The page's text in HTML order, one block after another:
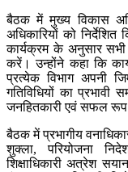
बैठक में मुख्य विकास
अधिकारियों को निर्देशित
कार्यक्रम के अनुसार
करें। उन्होंने कहा कि
प्रत्येक विभाग अपनी
गतिविधियों का
जनहितकारी एवं सफल
बैठक में प्रभागीय
शुक्ला, परियोजना
शिक्षाधिकारी अत्रेश